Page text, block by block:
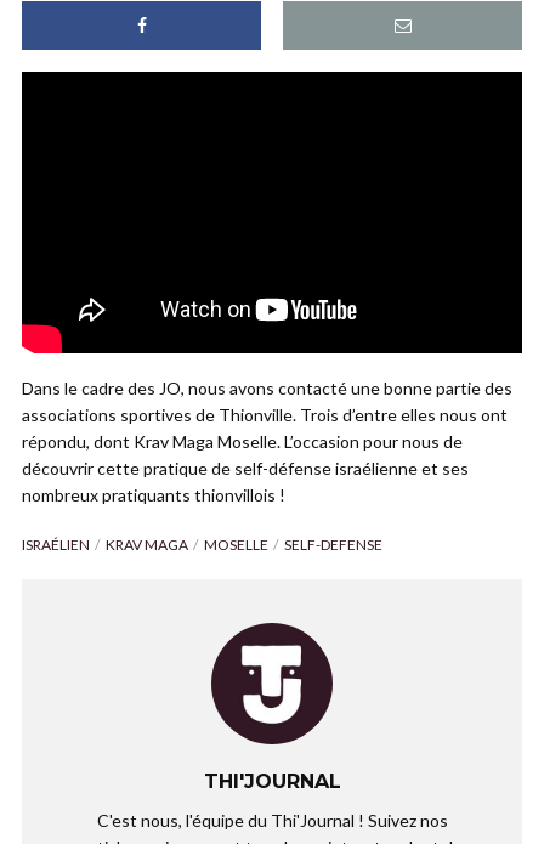
Dans le cadre des JO, nous avons contacté une bonne partie des
associations sportives de Thionville. Trois d’entre elles nous ont
répondu, dont Krav Maga Moselle. L’occasion pour nous de
découvrir cette pratique de self-défense israélienne et ses
nombreux pratiquants thionvillois !
ISRAÉLIEN KRAV MAGA MOSELLE SELF-DEFENSE
THI'JOURNAL
C'est nous, l'équipe du Thi'Journal ! Suivez nos